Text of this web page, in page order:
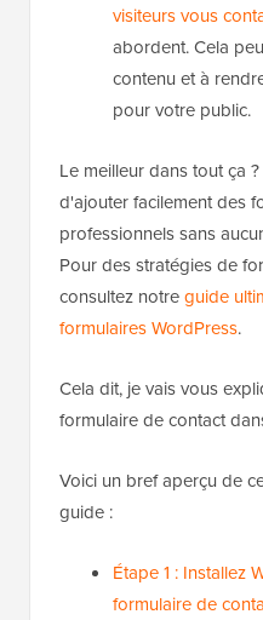
visiteurs vous
abordent. Cela
contenu et à
pour votre public.
Le meilleur dans tout ça
d'ajouter facilement des
professionnels sans
Pour des stratégies de
consultez notreguide
formulaires WordPress.
Cela dit, je vais vous
formulaire de contact
Voici un bref aperçu de
guide :
Étape 1 : Installez
formulaire de